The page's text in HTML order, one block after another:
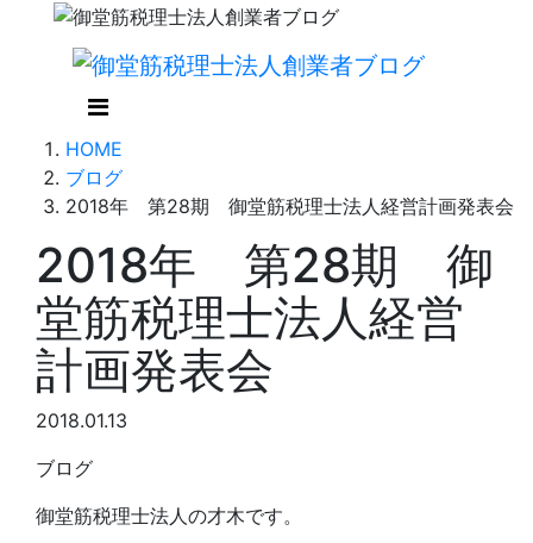
HOME
ブログ
2018年 第28期 御堂筋税理士法人経営計画発表会
2018年 第28期 御
堂筋税理士法人経営
計画発表会
2018.01.13
ブログ
御堂筋税理士法人の才木です。